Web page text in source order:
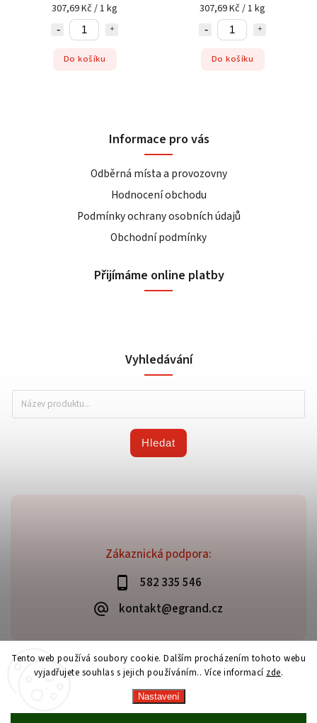
Tento web používá soubory cookie. Dalším procházením tohoto webu
vyjadřujete souhlas s jejich používáním.. Více informací zde.
Nastavení
307,69 Kč / 1 kg
Do košíku
307,69 Kč / 1 kg
Do košíku
Zákaznická podpora:
582 335 546
kontakt@egrand.cz
Informace pro vás
Odběrná místa a provozovny
Hodnocení obchodu
Podmínky ochrany osobních údajů
Obchodní podmínky
Přijímáme online platby
Vyhledávání
Hledat
Copyright 2026Grand E-shop. Všechna práva vyhrazena.
VytvořilShoptet| Design